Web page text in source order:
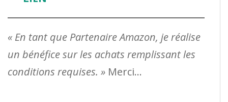
« En tant que Partenaire Amazon, je réalise
un bénéfice sur les achats remplissant les
conditions requises. » Merci…